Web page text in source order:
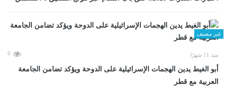
غير مصنف
منذ 11 شهرًا 0
أبو الغيط يدين الهجمات الإسرائيلية على الدوحة ويؤكد تضامن الجامعة
العربية مع قطر